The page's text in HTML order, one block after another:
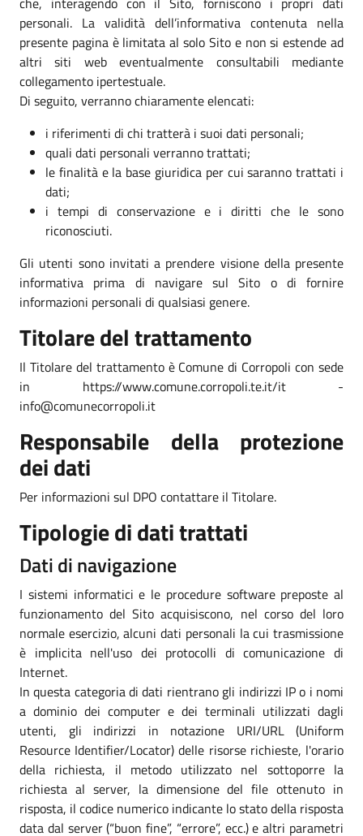
personali. La validità dell’informativa contenuta nella
presente pagina è limitata al solo Sito e non si estende ad
altri siti web eventualmente consultabili mediante
collegamento ipertestuale.
Di seguito, verranno chiaramente elencati:
i riferimenti di chi tratterà i suoi dati personali;
quali dati personali verranno trattati;
le finalità e la base giuridica per cui saranno trattati i
dati;
i tempi di conservazione e i diritti che le sono
riconosciuti.
Gli utenti sono invitati a prendere visione della presente
informativa prima di navigare sul Sito o di fornire
informazioni personali di qualsiasi genere.
Titolare del trattamento
Il Titolare del trattamento è Comune di Corropoli con sede
in https://www.comune.corropoli.te.it/it -
info@comunecorropoli.it
Responsabile della protezione
dei dati
Per informazioni sul DPO contattare il Titolare.
Tipologie di dati trattati
Dati di navigazione
I sistemi informatici e le procedure software preposte al
funzionamento del Sito acquisiscono, nel corso del loro
normale esercizio, alcuni dati personali la cui trasmissione
è implicita nell'uso dei protocolli di comunicazione di
Internet.
In questa categoria di dati rientrano gli indirizzi IP o i nomi
a dominio dei computer e dei terminali utilizzati dagli
utenti, gli indirizzi in notazione URI/URL (Uniform
Resource Identifier/Locator) delle risorse richieste, l'orario
della richiesta, il metodo utilizzato nel sottoporre la
richiesta al server, la dimensione del file ottenuto in
risposta, il codice numerico indicante lo stato della risposta
data dal server (“buon fine”, “errore”, ecc.) e altri parametri